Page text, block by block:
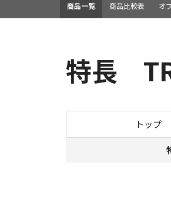
商品一覧 商品比較表 オ
特長
トップ